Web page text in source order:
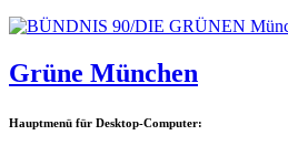
Grüne München
Hauptmenü für Desktop-Computer: